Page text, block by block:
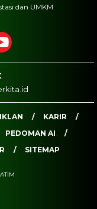
dan UMKM
KARIR
PEDOMAN AI
SITEMAP